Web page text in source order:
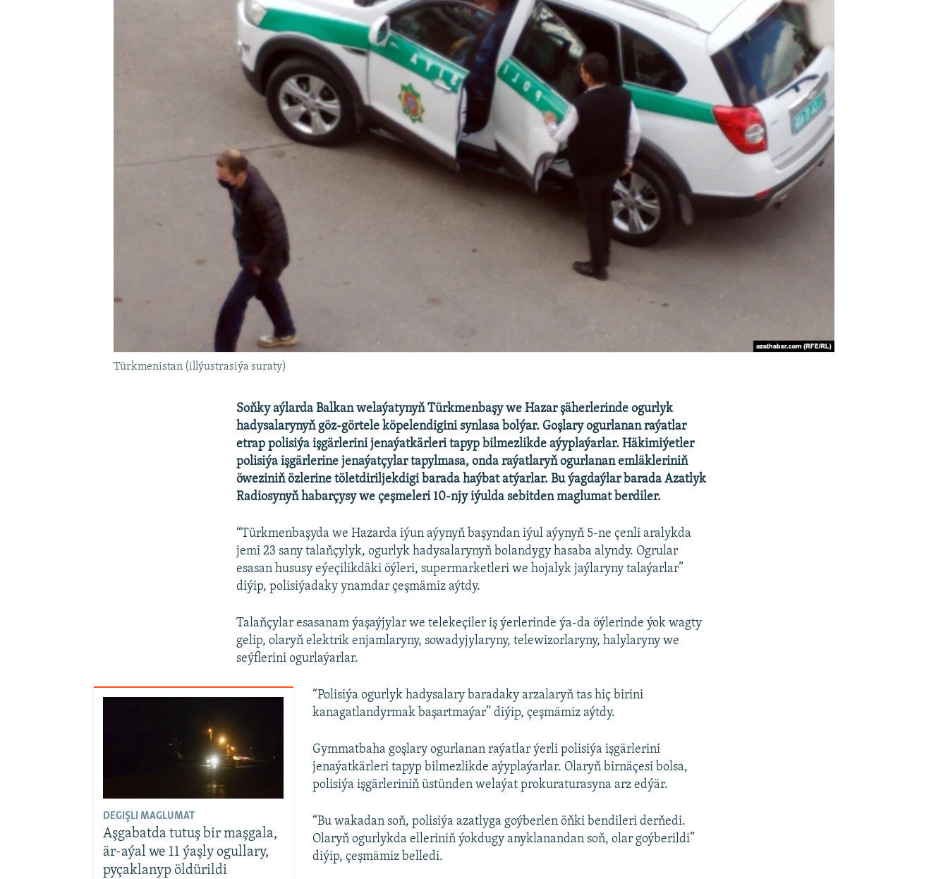
Türkmenistan (illýustrasiýa suraty)
Soňky aýlarda Balkan welaýatynyň Türkmenbaşy we Hazar şäherlerinde ogurlyk
hadysalarynyň göz-görtele köpelendigini synlasa bolýar. Goşlary ogurlanan raýatlar
etrap polisiýa işgärlerini jenaýatkärleri tapyp bilmezlikde aýyplaýarlar. Häkimiýetler
polisiýa işgärlerine jenaýatçylar tapylmasa, onda raýatlaryň ogurlanan emläkleriniň
öweziniň özlerine töletdiriljekdigi barada haýbat atýarlar. Bu ýagdaýlar barada Azatlyk
Radiosynyň habarçysy we çeşmeleri 10-njy iýulda sebitden maglumat berdiler.
“Türkmenbaşyda we Hazarda iýun aýynyň başyndan iýul aýynyň 5-ne çenli aralykda
jemi 23 sany talaňçylyk, ogurlyk hadysalarynyň bolandygy hasaba alyndy. Ogrular
esasan hususy eýeçilikdäki öýleri, supermarketleri we hojalyk jaýlaryny talaýarlar”
diýip, polisiýadaky ynamdar çeşmämiz aýtdy.
Talaňçylar esasanam ýaşaýjylar we telekeçiler iş ýerlerinde ýa-da öýlerinde ýok wagty
gelip, olaryň elektrik enjamlaryny, sowadyjylaryny, telewizorlaryny, halylaryny we
seýflerini ogurlaýarlar.
DEGIŞLI MAGLUMAT
Aşgabatda tutuş bir maşgala,
är-aýal we 11 ýaşly ogullary,
pyçaklanyp öldürildi
“Polisiýa ogurlyk hadysalary baradaky arzalaryň tas hiç birini
kanagatlandyrmak başartmaýar” diýip, çeşmämiz aýtdy.
Gymmatbaha goşlary ogurlanan raýatlar ýerli polisiýa işgärlerini
jenaýatkärleri tapyp bilmezlikde aýyplaýarlar. Olaryň birnäçesi bolsa,
polisiýa işgärleriniň üstünden welaýat prokuraturasyna arz edýär.
“Bu wakadan soň, polisiýa azatlyga goýberlen öňki bendileri derňedi.
Olaryň ogurlykda elleriniň ýokdugy anyklanandan soň, olar goýberildi”
diýip, çeşmämiz belledi.